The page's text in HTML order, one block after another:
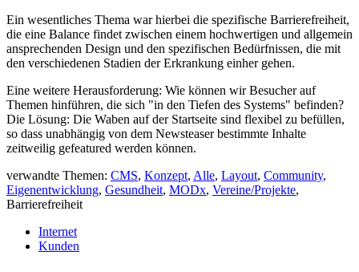
Ein wesentliches Thema war hierbei die spezifische Barrierefreiheit,
die eine Balance findet zwischen einem hochwertigen und allgemein
ansprechenden Design und den spezifischen Bedürfnissen, die mit
den verschiedenen Stadien der Erkrankung einher gehen.
Eine weitere Herausforderung: Wie können wir Besucher auf
Themen hinführen, die sich "in den Tiefen des Systems" befinden?
Die Lösung: Die Waben auf der Startseite sind flexibel zu befüllen,
so dass unabhängig von dem Newsteaser bestimmte Inhalte
zeitweilig gefeatured werden können.
verwandte Themen: CMS, Konzept, Alle, Layout, Community,
Eigenentwicklung, Gesundheit, MODx, Vereine/Projekte,
Barrierefreiheit
Internet
Kunden